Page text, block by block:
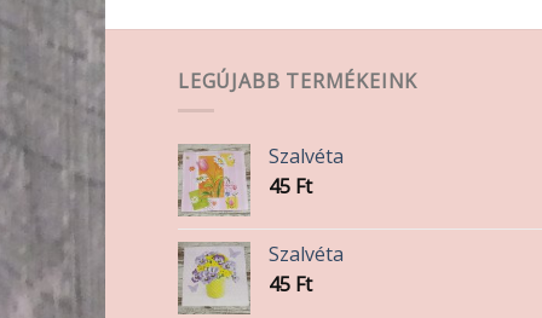
van.
változatok
LEGÚJABB TERMÉKEINK
Szalvéta
45 Ft
Szalvéta
45 Ft